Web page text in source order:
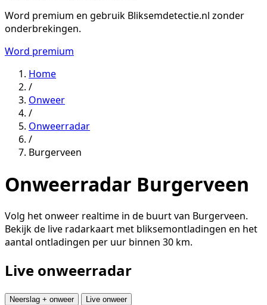
Word premium en gebruik Bliksemdetectie.nl zonder
onderbrekingen.
Word premium
Home
/
Onweer
/
Onweerradar
/
Burgerveen
Onweerradar Burgerveen
Volg het onweer realtime in de buurt van Burgerveen.
Bekijk de live radarkaart met bliksemontladingen en het
aantal ontladingen per uur binnen 30 km.
Live onweerradar
Neerslag + onweer Live onweer